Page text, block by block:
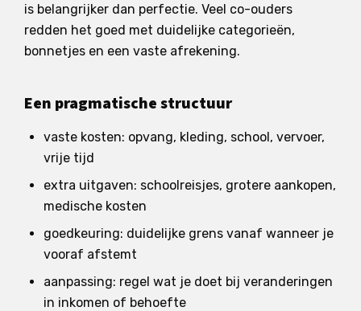
is belangrijker dan perfectie. Veel co-ouders
redden het goed met duidelijke categorieën,
bonnetjes en een vaste afrekening.
Een pragmatische structuur
vaste kosten: opvang, kleding, school, vervoer,
vrije tijd
extra uitgaven: schoolreisjes, grotere aankopen,
medische kosten
goedkeuring: duidelijke grens vanaf wanneer je
vooraf afstemt
aanpassing: regel wat je doet bij veranderingen
in inkomen of behoefte